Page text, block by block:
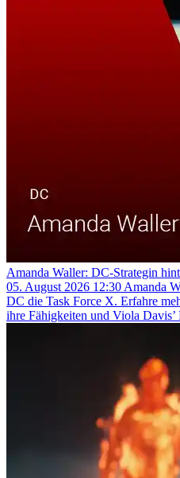
Amanda Waller: DC-Strategin
05. August 2026 12:30 Amanda
DC die Task Force X. Erfahre
ihre Fähigkeiten und Viola